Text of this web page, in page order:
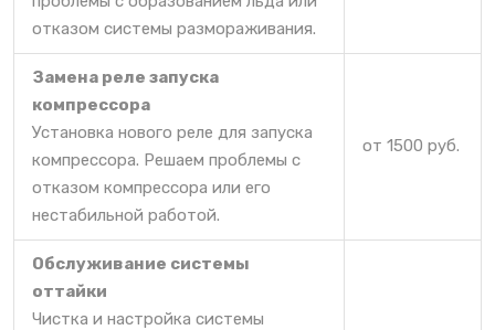
отказом системы размораживания.
Замена реле запуска
компрессора
Установка нового реле для запуска
компрессора. Решаем проблемы с
отказом компрессора или его
нестабильной работой.
от 1500 руб.
Обслуживание системы
оттайки
Чистка и настройка системы